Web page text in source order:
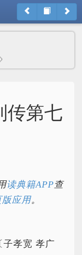
传第七
读典籍APP查
应用。
子孝宽 孝广